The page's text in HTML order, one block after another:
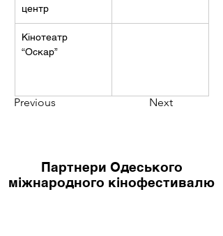
Previous Next
центр
Кінотеатр
“Оскар”
Партнери Одеського
міжнародного кінофестивалю